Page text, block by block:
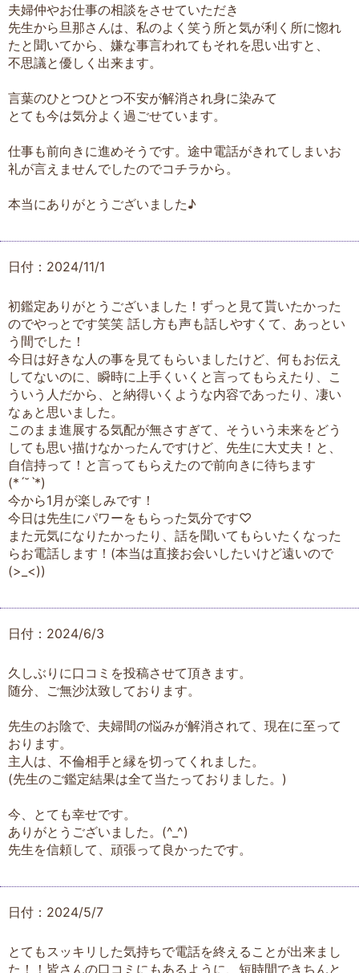
夫婦仲やお仕事の相談をさせていただき
先生から旦那さんは、私のよく笑う所と気が利く所に惚れ
たと聞いてから、嫌な事言われてもそれを思い出すと、
不思議と優しく出来ます。
言葉のひとつひとつ不安が解消され身に染みて
とても今は気分よく過ごせています。
仕事も前向きに進めそうです。途中電話がきれてしまいお
礼が言えませんでしたのでコチラから。
本当にありがとうございました♪
日付：2024/11/1
初鑑定ありがとうございました！ずっと見て貰いたかった
のでやっとです笑笑 話し方も声も話しやすくて、あっとい
う間でした！
今日は好きな人の事を見てもらいましたけど、何もお伝え
してないのに、瞬時に上手くいくと言ってもらえたり、こ
ういう人だから、と納得いくような内容であったり、凄い
なぁと思いました。
このまま進展する気配が無さすぎて、そういう未来をどう
しても思い描けなかったんですけど、先生に大丈夫！と、
自信持って！と言ってもらえたので前向きに待ちます
(*ˊ˘ˋ*)
今から1月が楽しみです！
今日は先生にパワーをもらった気分です♡
また元気になりたかったり、話を聞いてもらいたくなった
らお電話します！(本当は直接お会いしたいけど遠いので
(>_<))
日付：2024/6/3
久しぶりに口コミを投稿させて頂きます。
随分、ご無沙汰致しております。
先生のお陰で、夫婦間の悩みが解消されて、現在に至って
おります。
主人は、不倫相手と縁を切ってくれました。
(先生のご鑑定結果は全て当たっておりました。)
今、とても幸せです。
ありがとうございました。(^_^)
先生を信頼して、頑張って良かったです。
日付：2024/5/7
とてもスッキリした気持ちで電話を終えることが出来まし
た！！皆さんの口コミにもあるように、短時間できちんと